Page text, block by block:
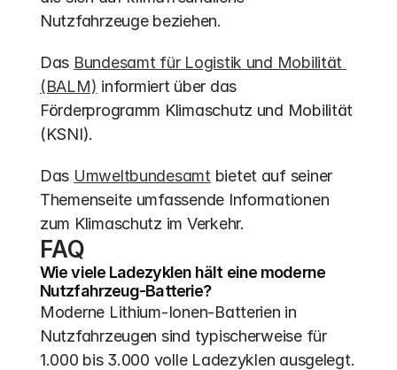
Nutzfahrzeuge beziehen.
Das Bundesamt für Logistik und Mobilität
(BALM) informiert über das
Förderprogramm Klimaschutz und Mobilität
(KSNI).
Das Umweltbundesamt bietet auf seiner
Themenseite umfassende Informationen
zum Klimaschutz im Verkehr.
FAQ
Wie viele Ladezyklen hält eine moderne
Nutzfahrzeug-Batterie?
Moderne Lithium-Ionen-Batterien in
Nutzfahrzeugen sind typischerweise für
1.000 bis 3.000 volle Ladezyklen ausgelegt.